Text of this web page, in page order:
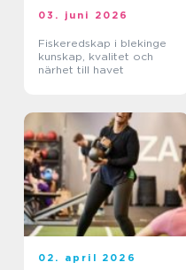
03. juni 2026
Fiskeredskap i blekinge
kunskap, kvalitet och
närhet till havet
02. april 2026